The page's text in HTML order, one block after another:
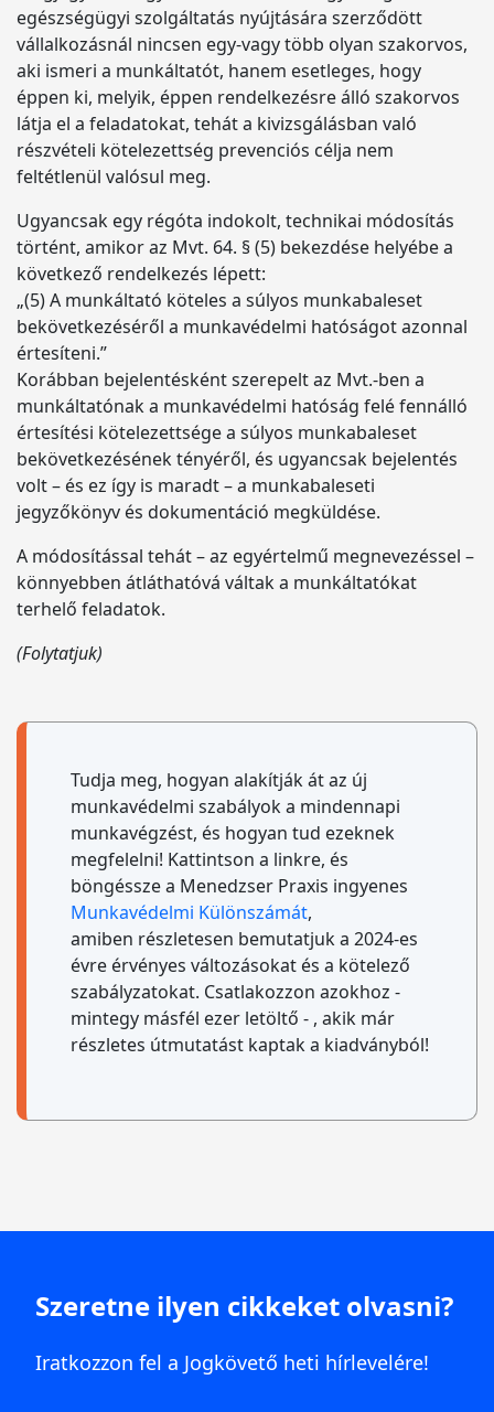
egészségügyi szolgáltatás nyújtására szerződött
vállalkozásnál nincsen egy-vagy több olyan szakorvos,
aki ismeri a munkáltatót, hanem esetleges, hogy
éppen ki, melyik, éppen rendelkezésre álló szakorvos
látja el a feladatokat, tehát a kivizsgálásban való
részvételi kötelezettség prevenciós célja nem
feltétlenül valósul meg.
Ugyancsak egy régóta indokolt, technikai módosítás
történt, amikor az Mvt. 64. § (5) bekezdése helyébe a
következő rendelkezés lépett:
„(5) A munkáltató köteles a súlyos munkabaleset
bekövetkezéséről a munkavédelmi hatóságot azonnal
értesíteni.”
Korábban bejelentésként szerepelt az Mvt.-ben a
munkáltatónak a munkavédelmi hatóság felé fennálló
értesítési kötelezettsége a súlyos munkabaleset
bekövetkezésének tényéről, és ugyancsak bejelentés
volt – és ez így is maradt – a munkabaleseti
jegyzőkönyv és dokumentáció megküldése.
A módosítással tehát – az egyértelmű megnevezéssel –
könnyebben átláthatóvá váltak a munkáltatókat
terhelő feladatok.
(Folytatjuk)
Tudja meg, hogyan alakítják át az új
munkavédelmi szabályok a mindennapi
munkavégzést, és hogyan tud ezeknek
megfelelni! Kattintson a linkre, és
böngéssze a Menedzser Praxis ingyenes
Munkavédelmi Különszámát,
amiben részletesen bemutatjuk a 2024-es
évre érvényes változásokat és a kötelező
szabályzatokat. Csatlakozzon azokhoz -
mintegy másfél ezer letöltő - , akik már
részletes útmutatást kaptak a kiadványból!
Szeretne ilyen cikkeket olvasni?
Iratkozzon fel a Jogkövető heti hírlevelére!